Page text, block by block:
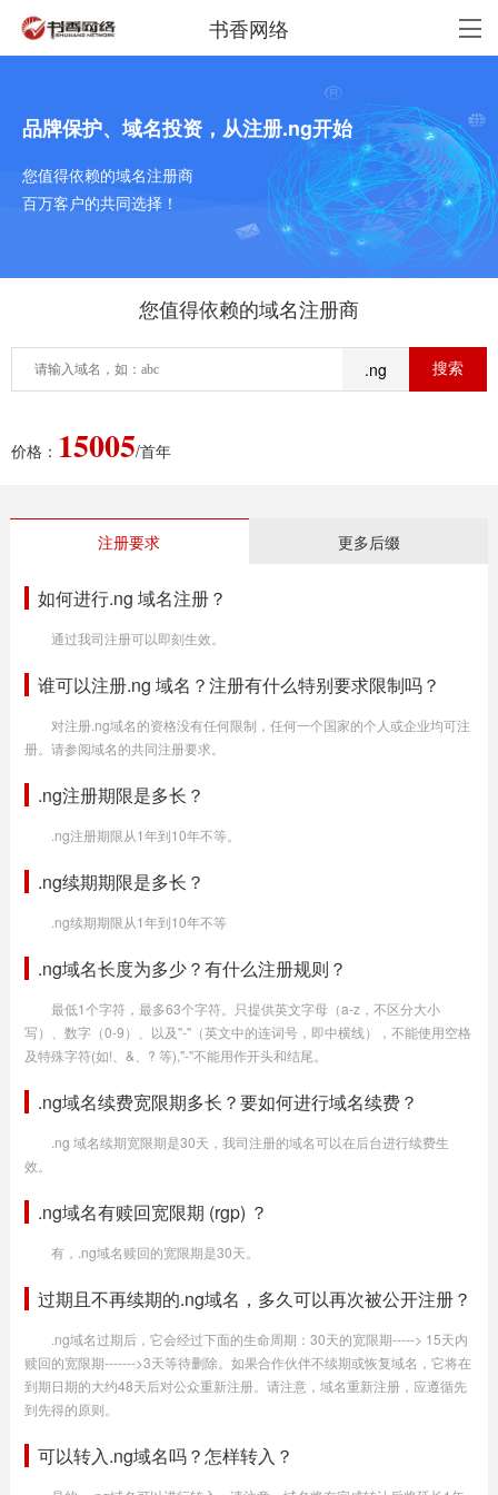
书香网络
品牌保护、域名投资，从注册.ng开始
您值得依赖的域名注册商
百万客户的共同选择！
您值得依赖的域名注册商
.ng
价格： 15005/首年
注册要求 更多后缀
如何进行.ng 域名注册？
通过我司注册可以即刻生效。
谁可以注册.ng 域名？注册有什么特别要求限制吗？
对注册.ng域名的资格没有任何限制，任何一个国家的个人或企业均可注
册。请参阅域名的共同注册要求。
.ng注册期限是多长？
.ng注册期限从1年到10年不等。
.ng续期期限是多长？
.ng续期期限从1年到10年不等
.ng域名长度为多少？有什么注册规则？
最低1个字符，最多63个字符。只提供英文字母（a-z，不区分大小
写）、数字（0-9）、以及"-"（英文中的连词号，即中横线），不能使用空格
及特殊字符(如!、&、? 等),"-"不能用作开头和结尾。
.ng域名续费宽限期多长？要如何进行域名续费？
.ng 域名续期宽限期是30天，我司注册的域名可以在后台进行续费生
效。
.ng域名有赎回宽限期 (rgp) ？
有，.ng域名赎回的宽限期是30天。
过期且不再续期的.ng域名，多久可以再次被公开注册？
.ng域名过期后，它会经过下面的生命周期：30天的宽限期-----> 15天内
赎回的宽限期------->3天等待删除。如果合作伙伴不续期或恢复域名，它将在
到期日期的大约48天后对公众重新注册。请注意，域名重新注册，应遵循先
到先得的原则。
可以转入.ng域名吗？怎样转入？